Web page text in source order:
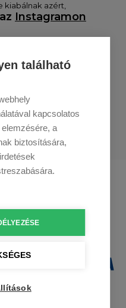
kiabálnak azért,
Instagramon
közzé
Profikuchař.cz
található
kapcsolatos
a
biztosítására,